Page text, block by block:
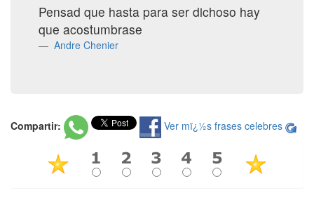
Pensad que hasta para ser dichoso hay
que acostumbrase
Andre Chenier
Compartir: Ver mï¿½s frases celebres